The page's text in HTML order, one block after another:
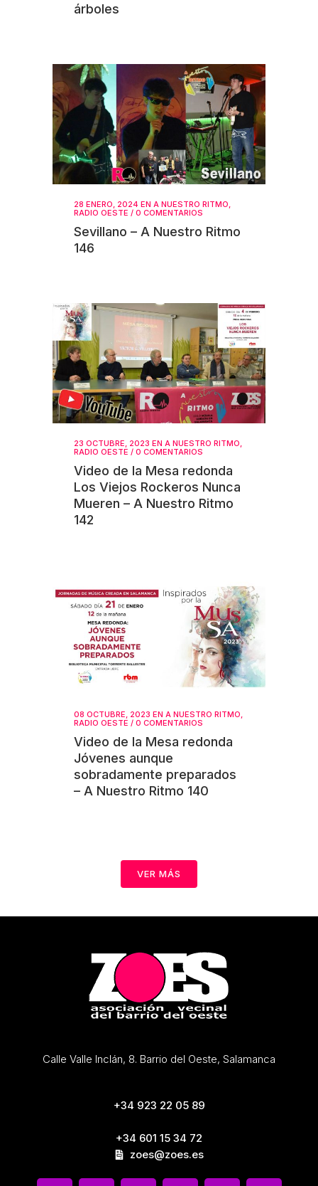
árboles
28 ENERO, 2024 EN A NUESTRO RITMO
RADIO OESTE / 0 COMENTARIOS
Sevillano – A Nuestro Ritmo
146
23 OCTUBRE, 2023 EN A NUESTRO RITMO
RADIO OESTE / 0 COMENTARIOS
Video de la Mesa redonda
Los Viejos Rockeros Nunca
Mueren – A Nuestro Ritmo
142
08 OCTUBRE, 2023 EN A NUESTRO RITMO
RADIO OESTE / 0 COMENTARIOS
Video de la Mesa redonda
Jóvenes aunque
sobradamente preparados
– A Nuestro Ritmo 140
VER MÁS
Calle Valle Inclán, 8. Barrio del Oeste, Salamanca
+34 923 22 05 89
+34 601 15 34 72
zoes@zoes.es